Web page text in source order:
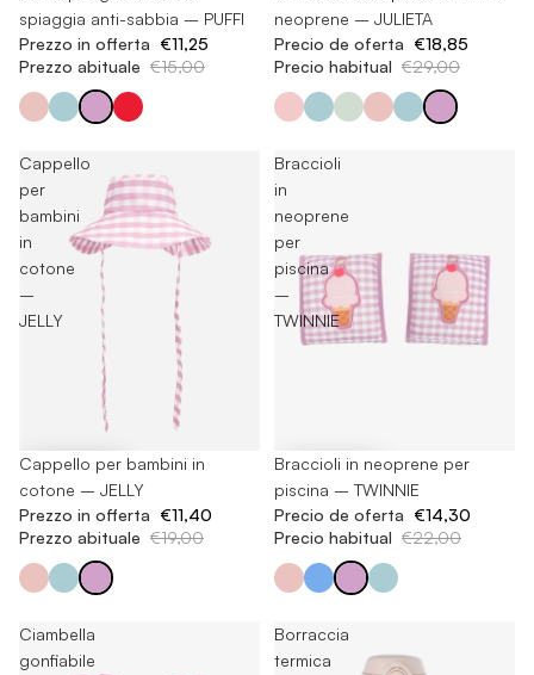
spiaggia anti-sabbia – PUFFI
Prezzo in offerta €11,25
Prezzo abituale €15,00
neoprene – JULIETA
Precio de oferta €18,85
Precio habitual €29,00
Cappello
per
bambini
in
cotone
–
JELLY
-40%
Cappello per bambini in
cotone – JELLY
Prezzo in offerta €11,40
Prezzo abituale €19,00
Braccioli
in
neoprene
per
piscina
–
TWINNIE
-35%
Braccioli in neoprene per
piscina – TWINNIE
Precio de oferta €14,30
Precio habitual €22,00
Ciambella
gonfiabile
Borraccia
termica